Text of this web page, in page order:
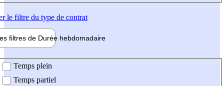
le filtre du type de contrat
filtres de Durée hebdomadaire
Temps plein
Temps partiel